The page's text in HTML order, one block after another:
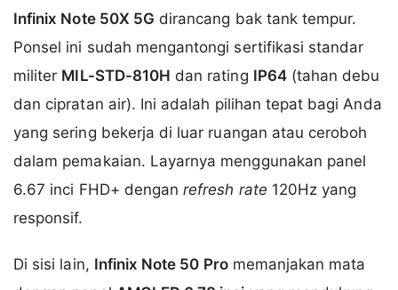
Infinix Note 50X 5G dirancang bak tank tempur.
Ponsel ini sudah mengantongi sertifikasi standar
militer MIL-STD-810H dan rating IP64(tahan debu
dan cipratan air). Ini adalah pilihan tepat bagi Anda
yang sering bekerja di luar ruangan atau ceroboh
dalam pemakaian. Layarnya menggunakan panel
6.67 inci FHD+ denganrefresh rate 120Hz yang
responsif.
Di sisi lain, Infinix Note 50 Promemanjakan mata